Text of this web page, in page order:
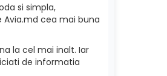
si simpla,
cea mai buna
la cel mai inalt. Iar
de informatia